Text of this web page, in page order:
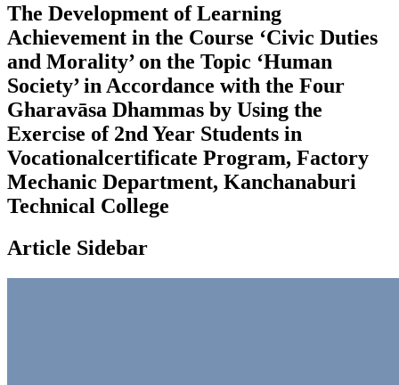
The Development of Learning
Achievement in the Course ‘Civic Duties
and Morality’ on the Topic ‘Human
Society’ in Accordance with the Four
Gharavāsa Dhammas by Using the
Exercise of 2nd Year Students in
Vocationalcertificate Program, Factory
Mechanic Department, Kanchanaburi
Technical College
Article Sidebar